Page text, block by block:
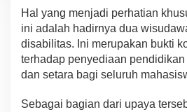
Ha yang menjadi perhatian
ini ada ah hadirnya dua
disabilitas. Ini merupakan bukti
terhadap penyediaan
dan setara bagi seluruh
Sebagai bagian dari upaya